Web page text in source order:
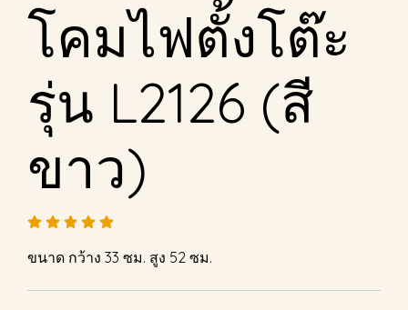
โคมไฟตั้งโต๊ะ
รุ่น L2126 (สี
ขาว)
ขนาด กว้าง 33 ซม. สูง 52 ซม.